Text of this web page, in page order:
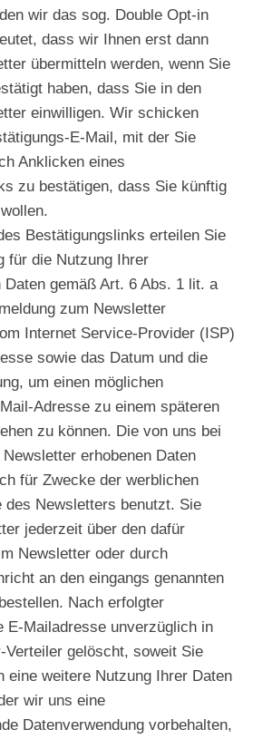
wir das sog. Double Opt-in
dass wir Ihnen erst dann
übermitteln werden, wenn Sie
haben, dass Sie in den
einwilligen. Wir schicken
E-Mail, mit der Sie
Anklicken eines
zu bestätigen, dass Sie künftig
Bestätigungslinks erteilen Sie
für die Nutzung Ihrer
Daten gemäß Art. 6 Abs. 1 lit. a
zum Newsletter
Internet Service-Provider (ISP)
sowie das Datum und die
um einen möglichen
Adresse zu einem späteren
zu können. Die von uns bei
erhobenen Daten
für Zwecke der werblichen
des Newsletters benutzt. Sie
jederzeit über den dafür
Newsletter oder durch
an den eingangs genannten
Nach erfolgter
E-Mailadresse unverzüglich in
Verteiler gelöscht, soweit Sie
eine weitere Nutzung Ihrer Daten
wir uns eine
Datenverwendung vorbehalten,